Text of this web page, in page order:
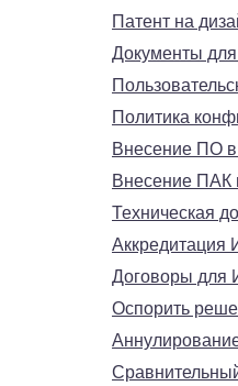
Патент на
Документы
Политика
Внесение ПО
Внесение
Техническая
Аккредитация
Договоры для
Оспорить